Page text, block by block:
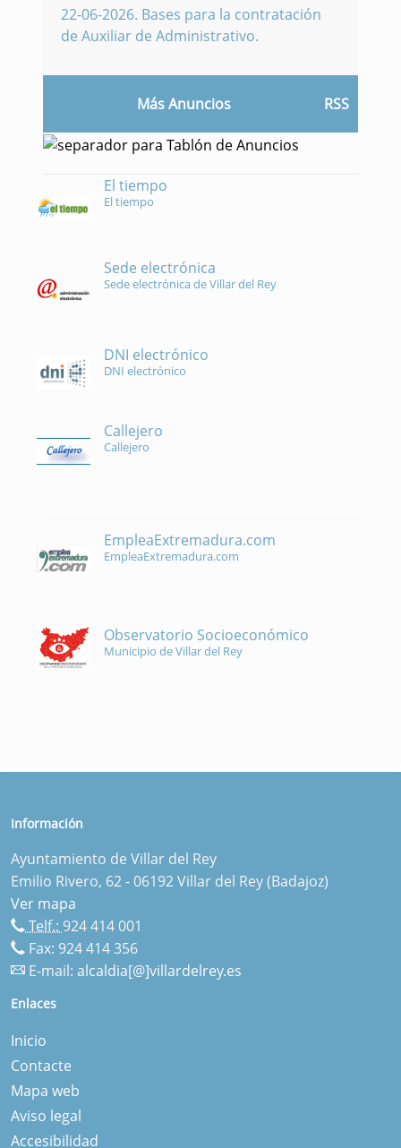
22-06-2026. Bases para la contratación
de Auxiliar de Administrativo.
Más Anuncios RSS
El tiempo
El tiempo
Sede electrónica
Sede electrónica de Villar del Rey
DNI electrónico
DNI electrónico
Callejero
Callejero
EmpleaExtremadura.com
EmpleaExtremadura.com
Observatorio Socioeconómico
Municipio de Villar del Rey
Información
Ayuntamiento de Villar del Rey
Emilio Rivero, 62 - 06192 Villar del Rey (Badajoz)
Ver mapa
Telf.: 924 414 001
Fax: 924 414 356
E-mail: alcaldia[@]villardelrey.es
Enlaces
Inicio
Contacte
Mapa web
Aviso legal
Accesibilidad